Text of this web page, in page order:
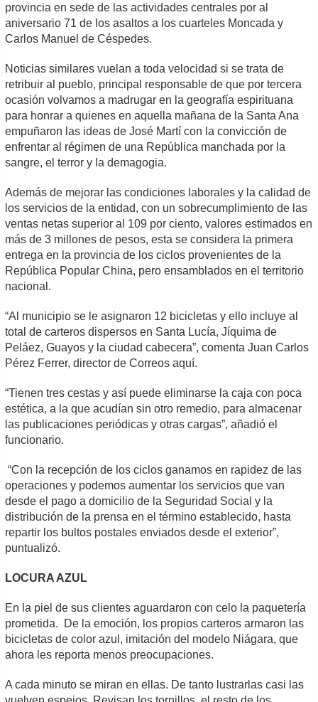
provincia en sede de las actividades centrales por al
aniversario 71 de los asaltos a los cuarteles Moncada y
Carlos Manuel de Céspedes.
Noticias similares vuelan a toda velocidad si se trata de
retribuir al pueblo, principal responsable de que por tercera
ocasión volvamos a madrugar en la geografía espirituana
para honrar a quienes en aquella mañana de la Santa Ana
empuñaron las ideas de José Martí con la convicción de
enfrentar al régimen de una República manchada por la
sangre, el terror y la demagogia.
Además de mejorar las condiciones laborales y la calidad de
los servicios de la entidad, con un sobrecumplimiento de las
ventas netas superior al 109 por ciento, valores estimados en
más de 3 millones de pesos, esta se considera la primera
entrega en la provincia de los ciclos provenientes de la
República Popular China, pero ensamblados en el territorio
nacional.
“Al municipio se le asignaron 12 bicicletas y ello incluye al
total de carteros dispersos en Santa Lucía, Jíquima de
Peláez, Guayos y la ciudad cabecera”, comenta Juan Carlos
Pérez Ferrer, director de Correos aquí.
“Tienen tres cestas y así puede eliminarse la caja con poca
estética, a la que acudían sin otro remedio, para almacenar
las publicaciones periódicas y otras cargas”, añadió el
funcionario.
“Con la recepción de los ciclos ganamos en rapidez de las
operaciones y podemos aumentar los servicios que van
desde el pago a domicilio de la Seguridad Social y la
distribución de la prensa en el término establecido, hasta
repartir los bultos postales enviados desde el exterior”,
puntualizó.
LOCURA AZUL
En la piel de sus clientes aguardaron con celo la paquetería
prometida. De la emoción, los propios carteros armaron las
bicicletas de color azul, imitación del modelo Niágara, que
ahora les reporta menos preocupaciones.
A cada minuto se miran en ellas. De tanto lustrarlas casi las